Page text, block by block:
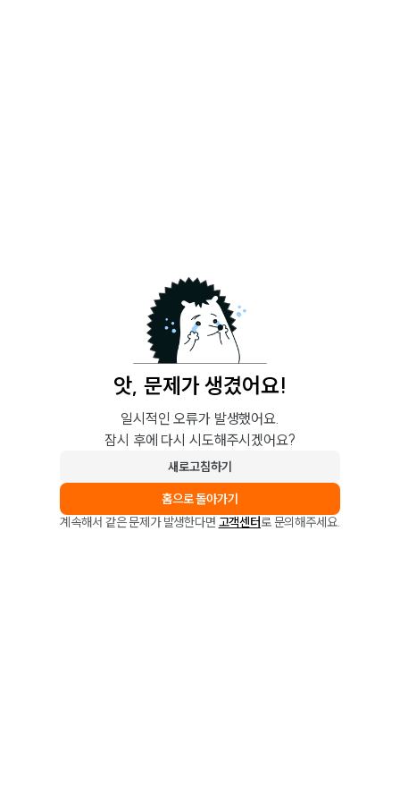
앗, 문제가 생겼어요!
일시적인 오류가 발생했어요.
잠시 후에 다시 시도해주시겠어요?
새로고침하기
홈으로 돌아가기
계속해서 같은 문제가 발생한다면 고객센터로 문의해주세요.